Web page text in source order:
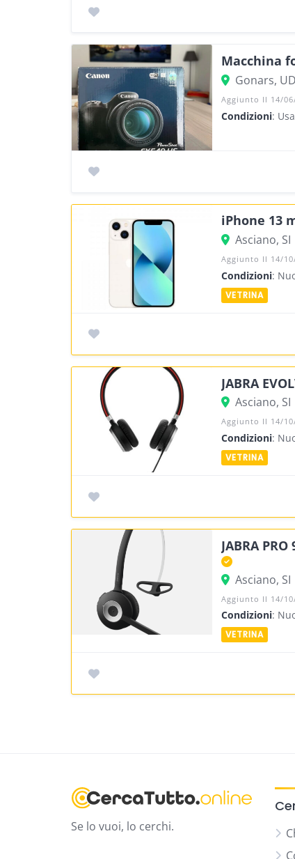
Macchina
Gonars, UD
Aggiunto Il 14/
Condizioni:
iPhone 13
Asciano, SI
Aggiunto Il 14/
Condizioni:
JABRA
Asciano, SI
Aggiunto Il 14/
Condizioni:
JABRA
Asciano, SI
Aggiunto Il 14/
Condizioni:
Se lo vuoi, lo cerchi.